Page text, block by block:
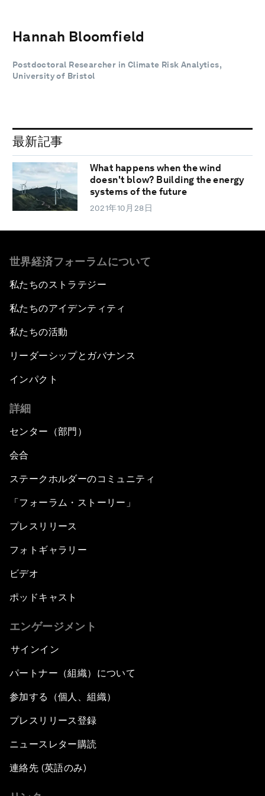
Hannah Bloomfield
Postdoctoral Researcher in Climate Risk Analytics,
University of Bristol
最新記事
What happens when the wind
doesn't blow? Building the energy
systems of the future
2021年10月28日
世界経済フォーラムについて
私たちのストラテジー
私たちのアイデンティティ
私たちの活動
リーダーシップとガバナンス
インパクト
詳細
センター（部門）
会合
ステークホルダーのコミュニティ
「フォーラム・ストーリー」
プレスリリース
フォトギャラリー
ビデオ
ポッドキャスト
エンゲージメント
サインイン
パートナー（組織）について
参加する（個人、組織）
プレスリリース登録
ニュースレター購読
連絡先 (英語のみ)